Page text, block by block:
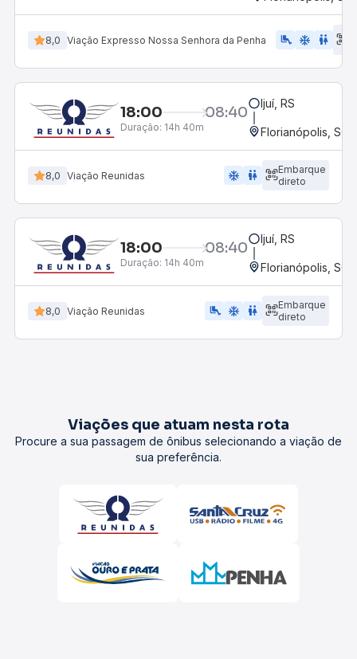
8,0 Viação Expresso Nossa Senhora da Penha airline_seat_legroom_extra ac_unit WC
18:00 08:40
Duração: 14h 40m
Ijuí, RS
Florianópolis, SC
8,0 Viação Reunidas ac_unit wc
Embarque
direto
18:00 08:40
Duração: 14h 40m
Ijuí, RS
Florianópolis, SC
8,0 Viação Reunidas airline_seat_legroom_extra ac_unit wc
Embarque
direto
Viações que atuam nesta rota
Procure a sua passagem de ônibus selecionando a viação de
sua preferência.